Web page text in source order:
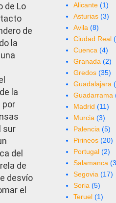
de Lo
de
la
la
por
sur
del
de
desvío
el
Alicante (1)
Asturias (3)
Avila (8)
Ciudad Real
Cuenca (4)
Granada (2)
Gredos (35)
Guadalajara
Guadarrama
Madrid (11)
Murcia (3)
Palencia (5)
Pirineos (20)
Portugal (2)
Salamanca
Segovia (17)
Soria (5)
Teruel (1)